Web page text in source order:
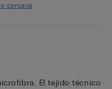
cercana
El tejido técnico